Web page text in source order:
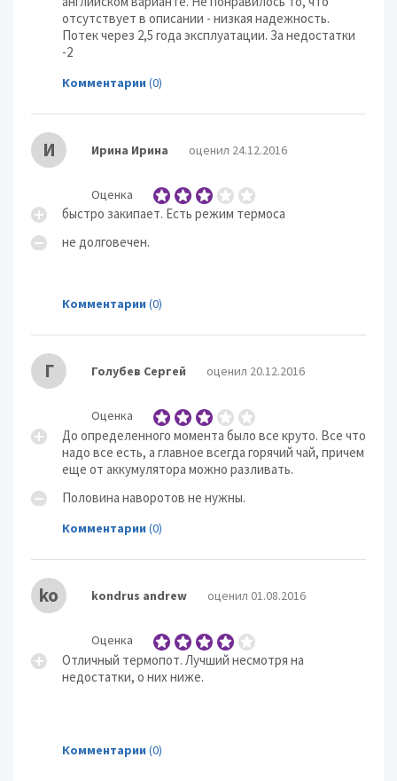
отсутствует в описании - низкая надежность.
Потек через 2,5 года эксплуатации. За недостатки
-2
Комментарии (0)
И Ирина Ирина оценил 24.12.2016
Оценка
быстро закипает. Есть режим термоса
не долговечен.
Комментарии (0)
Г Голубев Сергей оценил 20.12.2016
Оценка
До определенного момента было все круто. Все что
надо все есть, а главное всегда горячий чай, причем
еще от аккумулятора можно разливать.
Половина наворотов не нужны.
Комментарии (0)
ko kondrus andrew оценил 01.08.2016
Оценка
Отличный термопот. Лучший несмотря на
недостатки, о них ниже.
Комментарии (0)